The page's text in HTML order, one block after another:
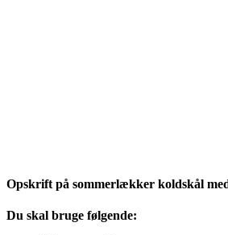
Opskrift på sommerlækker koldskål
Du skal bruge følgende: